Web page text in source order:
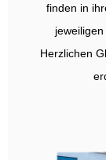
finden in
Herzlichen